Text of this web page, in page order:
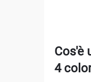
Cos'è
4